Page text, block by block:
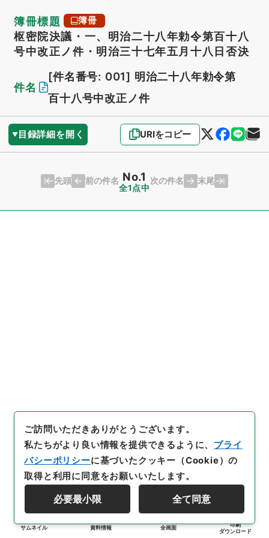
簿冊標題 簿冊
枢密院決議・一、明治二十八年勅令第百十八
号中改正ノ件・明治三十七年五月十八日否決
件名
[件名番号: 001] 明治二十八年勅令第
百十八号中改正ノ件
目録詳細を開く URIをコピー
先頭 前の件名 No.1
全1点中
次の件名 末尾
サムネイル 資料情報 全画面
印刷
ダウンロード
ご訪問いただきありがとうございます。
私たちがより良い情報を提供できるように、 プライ
バシーポリシーに基づいたクッキー（Cookie）の
取得と利用に同意をお願いいたします。
必要最小限 全て同意